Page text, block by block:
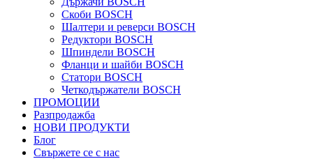
Скоби BOSCH
Шалтери и реверси BOSCH
Редуктори BOSCH
Шпиндели BOSCH
Фланци и шайби BOSCH
Статори BOSCH
Четкодържатели BOSCH
ПРОМОЦИИ
Разпродажба
НОВИ ПРОДУКТИ
Блог
Свържете се с нас